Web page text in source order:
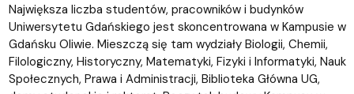
Największa liczba studentów, pracowników i budynków
Uniwersytetu Gdańskiego jest skoncentrowana w Kampusie w
Gdańsku Oliwie. Mieszczą się tam wydziały Biologii, Chemii,
Filologiczny, Historyczny, Matematyki, Fizyki i Informatyki, Nauk
Społecznych, Prawa i Administracji, Biblioteka Główna UG,